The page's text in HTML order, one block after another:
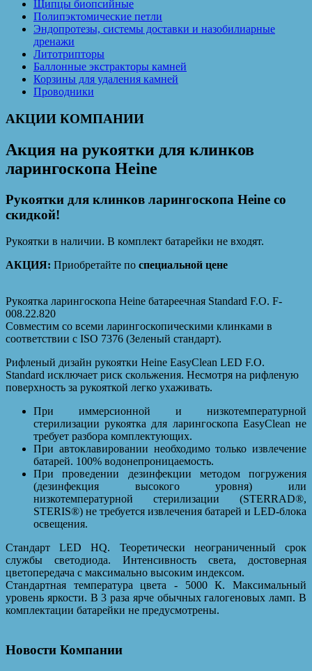
Щипцы биопсийные
Полипэктомические петли
Эндопротезы, системы доставки и назобилиарные
дренажи
Литотрипторы
Баллонные экстракторы камней
Корзины для удаления камней
Проводники
АКЦИИ КОМПАНИИ
Акция на рукоятки для клинков
ларингоскопа Heine
Рукоятки для клинков ларингоскопа Heine со
скидкой!
Рукоятки в наличии. В комплект батарейки не входят.
АКЦИЯ: Приобретайте по специальной цене
Рукоятка ларингоскопа Heine батареечная Standard F.O. F-
008.22.820
Совместим со всеми ларингоскопическими клинками в
соответствии с ISO 7376 (Зеленый стандарт).
Рифленый дизайн рукоятки Heine EasyClean LED F.O.
Standard исключает риск скольжения. Несмотря на рифленую
поверхность за рукояткой легко ухаживать.
При иммерсионной и низкотемпературной
стерилизации рукоятка для ларингоскопа EasyClean не
требует разбора комплектующих.
При автоклавировании необходимо только извлечение
батарей. 100% водонепроницаемость.
При проведении дезинфекции методом погружения
(дезинфекция высокого уровня) или
низкотемпературной стерилизации (STERRAD®,
STERIS®) не требуется извлечения батарей и LED-блока
освещения.
Стандарт LED HQ. Теоретически неограниченный срок
службы светодиода. Интенсивность света, достоверная
цветопередача с максимально высоким индексом.
Стандартная температура цвета - 5000 К. Максимальный
уровень яркости. В 3 раза ярче обычных галогеновых ламп. В
комплектации батарейки не предусмотрены.
Новости Компании